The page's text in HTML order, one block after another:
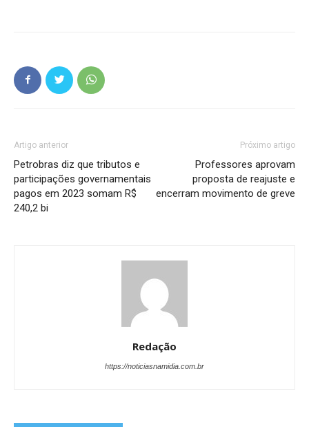
Artigo anterior
Petrobras diz que tributos e
participações governamentais
pagos em 2023 somam R$
240,2 bi
Próximo artigo
Professores aprovam
proposta de reajuste e
encerram movimento de greve
Redação
https://noticiasnamidia.com.br